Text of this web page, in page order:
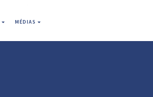
MÉDIAS